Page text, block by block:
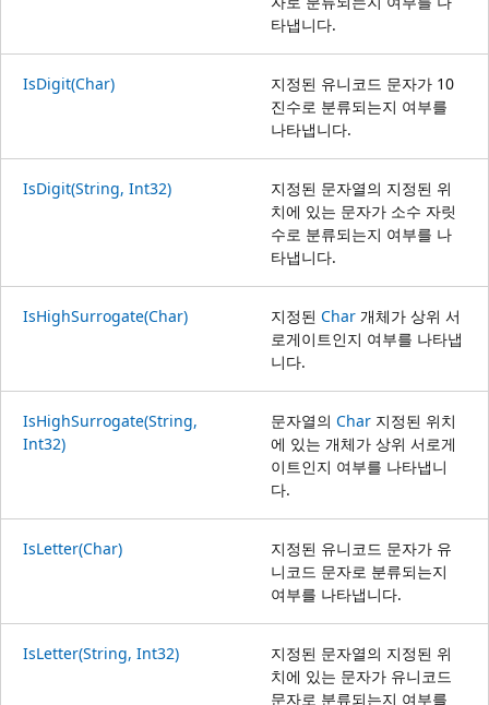
타냅니다.
IsDigit(Char)
지정된 유니코드 문자가 10
진수로 분류되는지 여부를
나타냅니다.
IsDigit(String, Int32)
지정된 문자열의 지정된 위
치에 있는 문자가 소수 자릿
수로 분류되는지 여부를 나
타냅니다.
IsHighSurrogate(Char) 지정된 Char 개체가 상위 서
로게이트인지 여부를 나타냅
니다.
IsHighSurrogate(String,
Int32)
문자열의 Char 지정된 위치
에 있는 개체가 상위 서로게
이트인지 여부를 나타냅니
다.
IsLetter(Char)
지정된 유니코드 문자가 유
니코드 문자로 분류되는지
여부를 나타냅니다.
IsLetter(String, Int32)
지정된 문자열의 지정된 위
치에 있는 문자가 유니코드
문자로 분류되는지 여부를